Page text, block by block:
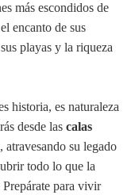
más escondidos de
encanto de sus
playas y la riqueza
historia, es naturaleza
desde las calas
, atravesando su legado
todo lo que la
para vivir